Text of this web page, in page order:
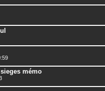
mémo